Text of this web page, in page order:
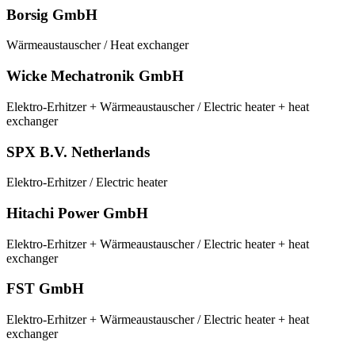
Borsig GmbH
Wärmeaustauscher / Heat exchanger
Wicke Mechatronik GmbH
Elektro-Erhitzer + Wärmeaustauscher / Electric heater + heat
exchanger
SPX B.V. Netherlands
Elektro-Erhitzer / Electric heater
Hitachi Power GmbH
Elektro-Erhitzer + Wärmeaustauscher / Electric heater + heat
exchanger
FST GmbH
Elektro-Erhitzer + Wärmeaustauscher / Electric heater + heat
exchanger